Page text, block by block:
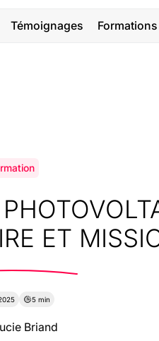
Témoignages Formations
ET
5 min
Briand